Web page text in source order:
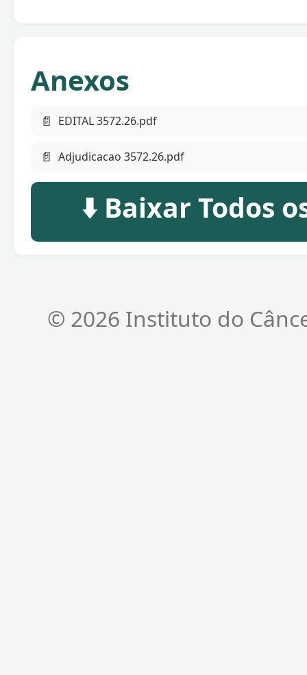
Anexos
📄 EDITAL 3572.26.pdf
📄 Adjudicacao 3572.26.pdf
⬇️ Baixar Todos
© 2026 Instituto do